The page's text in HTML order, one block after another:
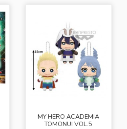
MY HERO ACADEMIA
TOMONUI VOL.5